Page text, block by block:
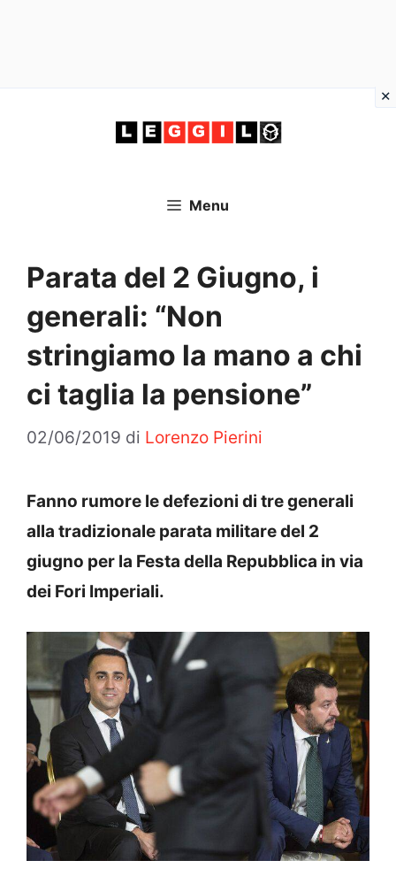
Menu
Parata del 2 Giugno, i
generali: “Non
stringiamo la mano a chi
ci taglia la pensione”
02/06/2019 di Lorenzo Pierini
Fanno rumore le defezioni di tre generali
alla tradizionale parata militare del 2
giugno per la Festa della Repubblica in via
dei Fori Imperiali.